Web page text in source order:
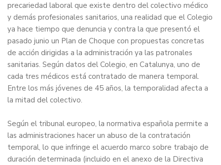
precariedad laboral que existe dentro del colectivo médico
y demás profesionales sanitarios, una realidad que el Colegio
ya hace tiempo que denuncia y contra la que presentó el
pasado junio un Plan de Choque con propuestas concretas
de acción dirigidas a la administración ya las patronales
sanitarias. Según datos del Colegio, en Catalunya, uno de
cada tres médicos está contratado de manera temporal.
Entre los más jóvenes de 45 años, la temporalidad afecta a
la mitad del colectivo.
Según el tribunal europeo, la normativa española permite a
las administraciones hacer un abuso de la contratación
temporal, lo que infringe el acuerdo marco sobre trabajo de
duración determinada (incluido en el anexo de la Directiva